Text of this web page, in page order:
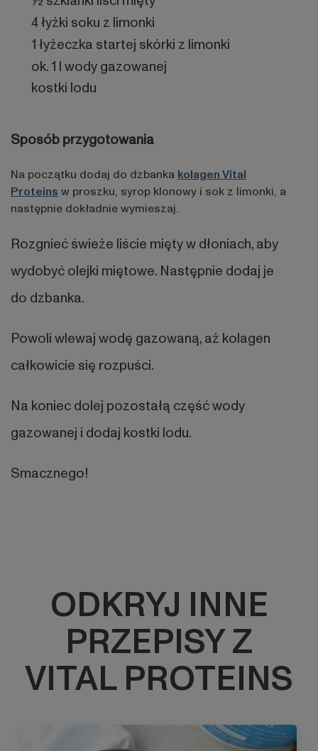
4 łyżki soku z limonki
1 łyżeczka startej skórki z limonki
ok. 1 l wody gazowanej
kostki lodu
Sposób przygotowania
Na początku dodaj do dzbanka kolagen Vital
Proteins w proszku, syrop klonowy i sok z limonki, a
następnie dokładnie wymieszaj.
Rozgnieć świeże liście mięty w dłoniach, aby
wydobyć olejki miętowe. Następnie dodaj je
do dzbanka.
Powoli wlewaj wodę gazowaną, aż kolagen
całkowicie się rozpuści.
Na koniec dolej pozostałą część wody
gazowanej i dodaj kostki lodu.
Smacznego!
ODKRYJ INNE
PRZEPISY Z
VITAL PROTEINS